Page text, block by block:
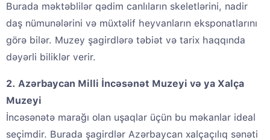
Burada məktəblilər qədim canlıların skeletlərini, nadir
daş nümunələrini və müxtəlif heyvanların eksponatlarını
görə bilər. Muzey şagirdlərə təbiət və tarix haqqında
dəyərli biliklər verir.
2. Azərbaycan Milli İncəsənət Muzeyi və ya Xalça
Muzeyi
İncəsənətə marağı olan uşaqlar üçün bu məkanlar ideal
seçimdir. Burada şagirdlər Azərbaycan xalçaçılıq sənəti